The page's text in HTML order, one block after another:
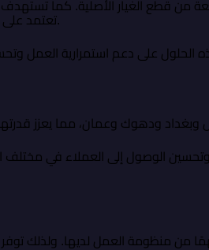
من قطع الغيار الأصلية. كما
تعتمد على المركبات والمعدات في أعمالها التشغيلية.
وتحسين الوصول إلى العملاء في
من منظومة العمل لديها. ولذلك